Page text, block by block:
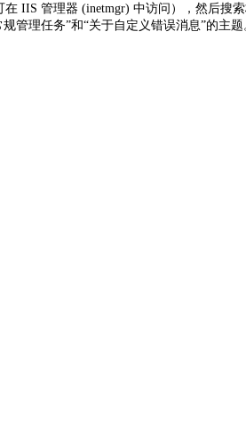
在 IIS 管理器 (inetmgr) 中访问），然后搜
规管理任务”和“关于自定义错误消息”的主题